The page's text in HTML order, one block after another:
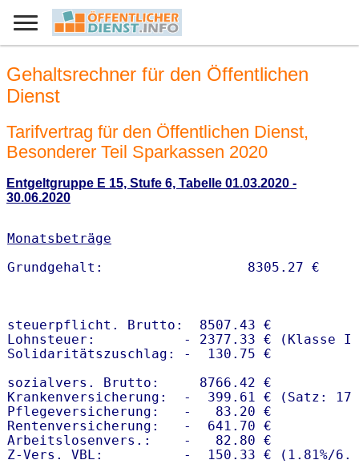
Gehaltsrechner für den Öffentlichen
Dienst
Tarifvertrag für den Öffentlichen Dienst,
Besonderer Teil Sparkassen 2020
Entgeltgruppe E 15, Stufe 6, Tabelle 01.03.2020 -
30.06.2020
Monatsbeträge
steuerpflicht. Brutto:  8507.43 €
Lohnsteuer:           - 2377.33 € (Klasse I)
Solidaritätszuschlag: -  130.75 €
sozialvers. Brutto:     8766.42 €
Krankenversicherung:  -  399.61 € (Satz:
Pflegeversicherung:   -   83.20 €
Rentenversicherung:   -  641.70 €
Arbeitslosenvers.:    -   82.80 €
Z-Vers. VBL:          -  150.33 € ( 1.81%/